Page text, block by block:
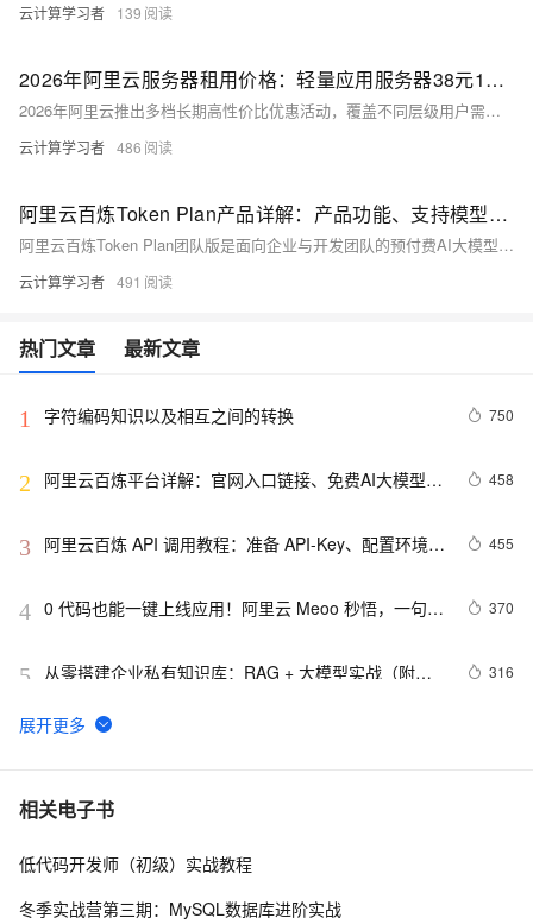
云计算学习者 139
2026年阿里云服务器租用价格：轻量应用服务器38元1年起，云服务器99元1年起
2026年阿里云推出多档长期高性价比优惠活动，覆盖不同层级用户需求。新用户可每日10点/15点限量抢购轻量应用服务器，2核2G峰值200M带宽仅38元/年，2核4G低至9.9元/月或199元/年。新老用户同享“99计划”，2核2G 3M带宽经济型e实例99元/年，2核4G 5M带宽通用算力型u1实例199元/年，均支持续费同价。此外，第九代企业级实例c9i/g9i/r9i享6.4折起，企业迁云最高可获算力补贴，搭配通用优惠券还能享受折上折，是个人站长、中小企业低成本上云的优质选择。
云计算学习者 486
阿里云百炼Token Plan产品详解：产品功能、支持模型与Agent工具、套餐和Credits价格介绍
阿里云百炼Token Plan团队版是面向企业与开发团队的预付费AI大模型订阅服务，以统一Credits计量，整合Qwen、DeepSeek、Kimi等多厂商文本与图像生成模型，兼容OpenAI/Anthropic标准接口，适配Qwen Code、OpenClaw等主流AI编程与智能体工具。产品提供198元/月（标准）、698元/月（高级）、1398元/月（尊享）三档坐席套餐，搭配5000元共享用量包，支持席位分配、用量分析与SSO集成，承诺不使用对话数据训练模型，多租户隔离架构保障高峰不排队。
云计算学习者 491
热门文章 最新文章
1 字符编码知识以及相互之间的转换 750
2
阿里云百炼平台详解：官网入口链接、免费AI大模型领
458
3
阿里云百炼 API 调用教程：准备 API-Key、配置环境变
455
4 0 代码也能一键上线应用！阿里云 Meoo 秒悟，一句话
370
5
从零搭建企业私有知识库：RAG + 大模型实战（附完
316
6
智谱GLM-5.2登陆阿里云百炼：100万Token免费领，
7 阿里云百炼Token Plan三大档位详解：Credits计费规
8 阿里云百炼大模型服务平台文本、图像、音频、视频等
相关电子书
低代码开发师（初级）实战教程
冬季实战营第三期：MySQL数据库进阶实战